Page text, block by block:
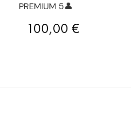
PREMIUM 5👤
Precio
100,00 €